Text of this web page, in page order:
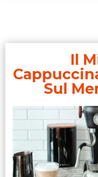
Il
Sul